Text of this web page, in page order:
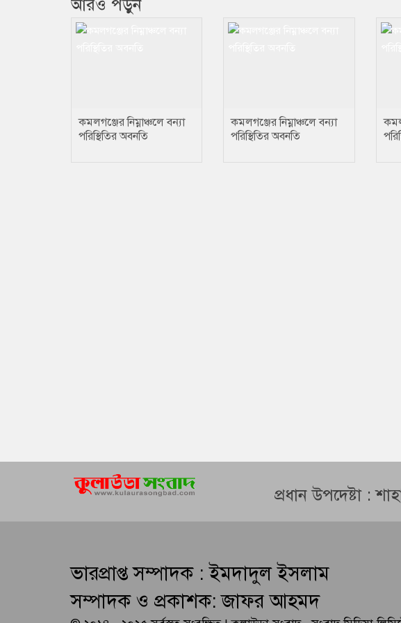
আরও পড়ুন
কমলগঞ্জের নিম্নাঞ্চলে বন্যা
পরিস্থিতির অবনতি
কমলগঞ্জের নিম্নাঞ্চলে বন্যা
পরিস্থিতির অবনতি
প্রধান উপদেষ্টা :
ভারপ্রাপ্ত সম্পাদক : ইমদাদুল ইসলাম
সম্পাদক ও প্রকাশক: জাফর আহমদ